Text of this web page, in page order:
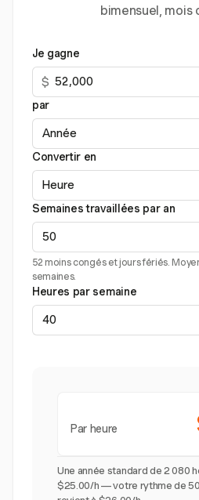
bimensuel, mois
Je gagne
$
par
Convertir en
Semaines travaillées par an
52 moins congés et jours fériés.
semaines.
Heures par semaine
Par heure
Une année standard de 2 080
$25.00/h — votre rythme de